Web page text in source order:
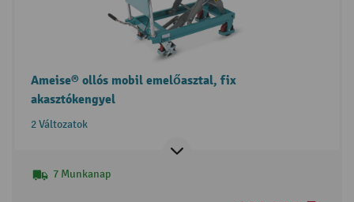
Ameise® ollós mobil emelőasztal, fix
akasztókengyel
2 Változatok
7 Munkanap